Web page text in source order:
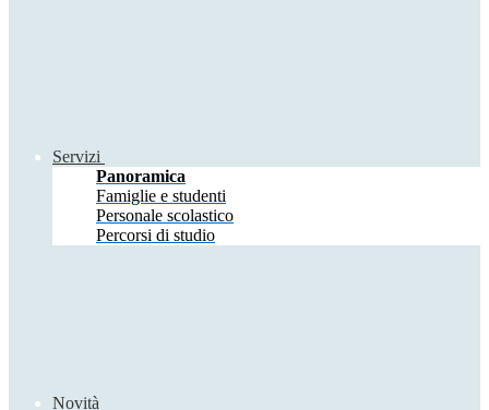
Servizi
Panoramica
Famiglie e studenti
Personale scolastico
Percorsi di studio
Novità